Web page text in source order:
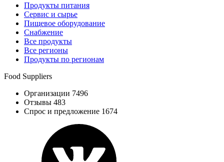
Продукты питания
Сервис и сырье
Пищевое оборудование
Снабжение
Все продукты
Все регионы
Продукты по регионам
Food Suppliers
Организации 7496
Отзывы 483
Спрос и предложение 1674